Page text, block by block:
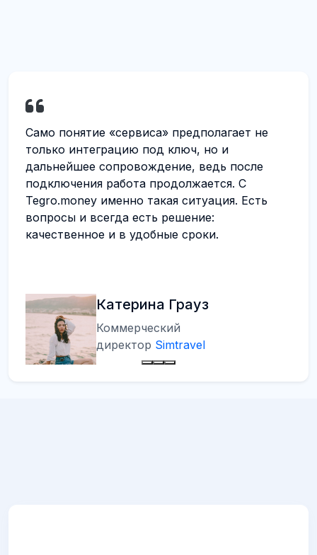
Само понятие «сервиса» предполагает не
только интеграцию под ключ, но и
дальнейшее сопровождение, ведь после
подключения работа продолжается. С
Tegro.money именно такая ситуация. Есть
вопросы и всегда есть решение:
качественное и в удобные сроки.
Катерина Грауз
Коммерческий
директор Simtravel